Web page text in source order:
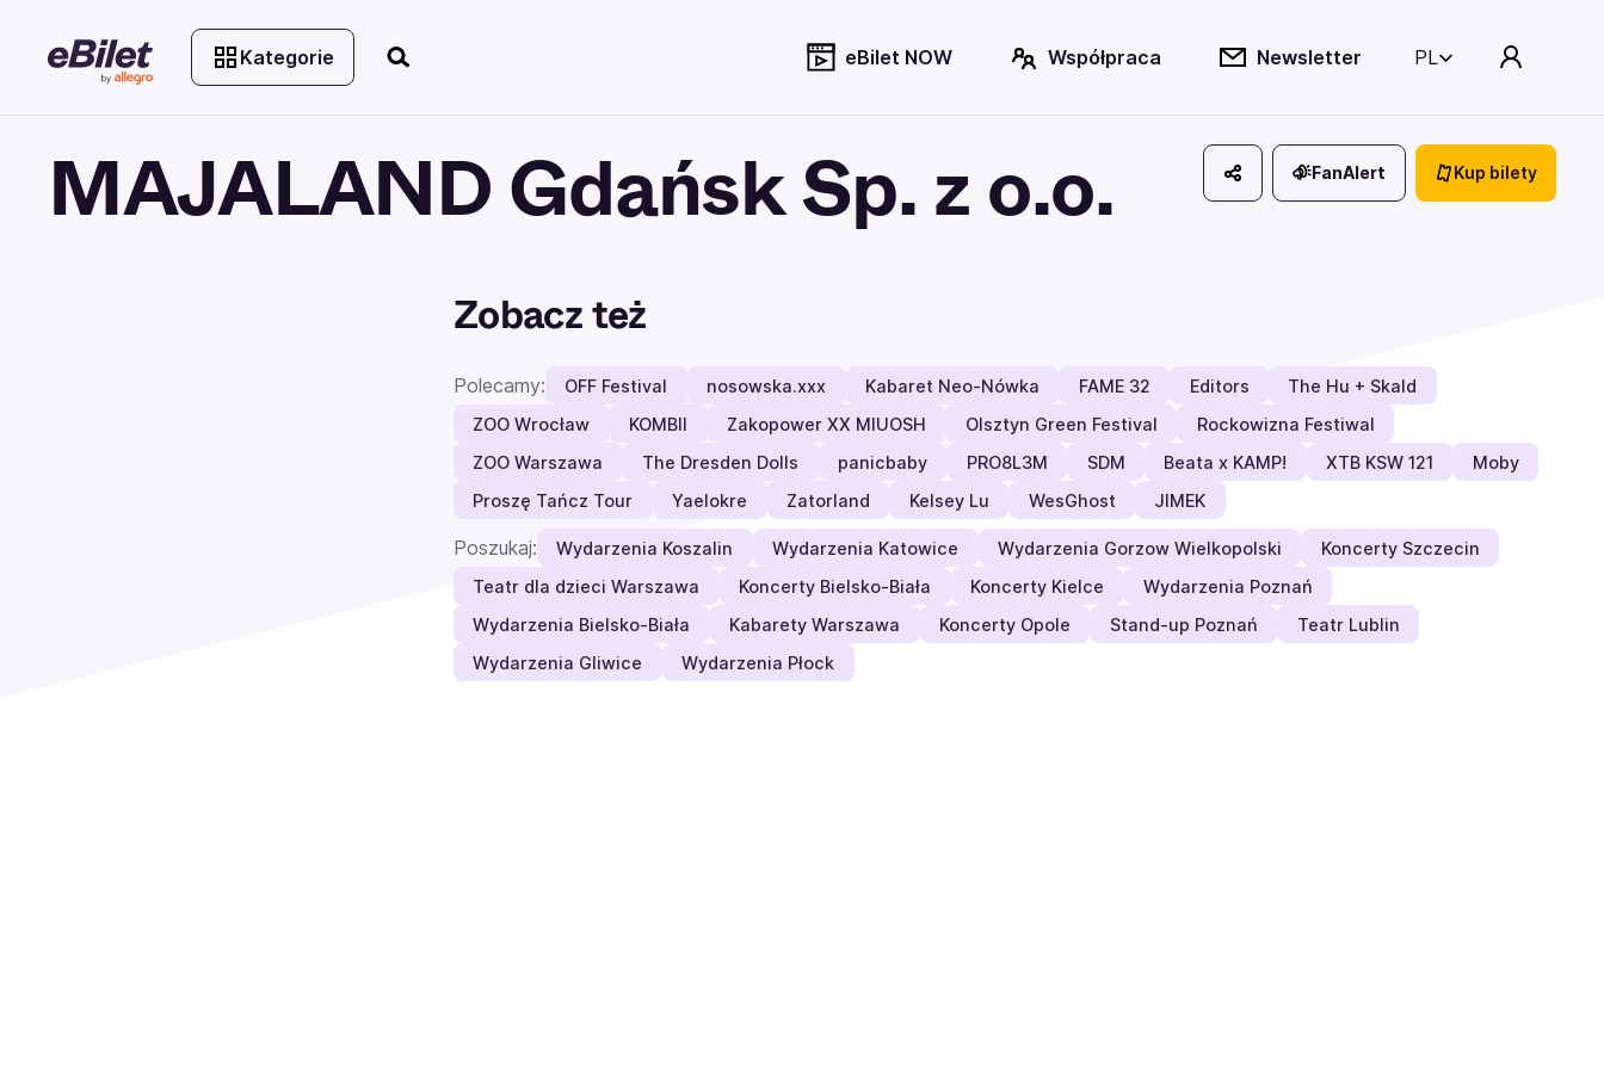
Kategorie eBilet NOW Współpraca Newsletter PL
MAJALAND Gdańsk Sp. z o.o. FanAlert Kup bilety
Zobacz też
Polecamy: OFF Festival nosowska.xxx Kabaret Neo-Nówka FAME 32 Editors
The Hu + Skald
ZOO Wrocław
KOMBII Zakopower XX MIUOSH Olsztyn Green Festival
Rockowizna Festiwal
ZOO Warszawa
The Dresden Dolls panicbaby PRO8L3M SDM Beata x KAMP! XTB KSW 121
Moby
Proszę Tańcz Tour
Yaelokre Zatorland Kelsey Lu WesGhost JIMEK
Poszukaj: Wydarzenia Koszalin Wydarzenia Katowice Wydarzenia Gorzow Wielkopolski
Koncerty Szczecin
Teatr dla dzieci Warszawa
Koncerty Bielsko-Biała Koncerty Kielce
Wydarzenia Poznań
Wydarzenia Bielsko-Biała
Kabarety Warszawa Koncerty Opole Stand-up Poznań
Teatr Lublin
Wydarzenia Gliwice
Wydarzenia Płock